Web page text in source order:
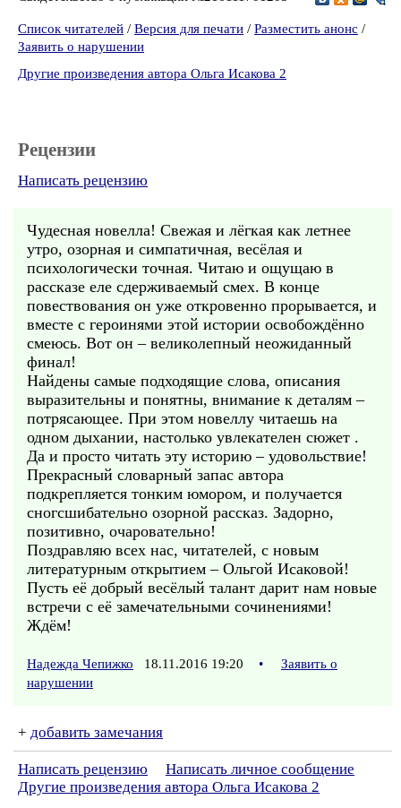
Список читателей / Версия для печати / Разместить анонс /
Заявить о нарушении
Другие произведения автора Ольга Исакова 2
Рецензии
Написать рецензию
Чудесная новелла! Свежая и лёгкая как летнее
утро, озорная и симпатичная, весёлая и
психологически точная. Читаю и ощущаю в
рассказе еле сдерживаемый смех. В конце
повествования он уже откровенно прорывается, и
вместе с героинями этой истории освобождённо
смеюсь. Вот он – великолепный неожиданный
финал!
Найдены самые подходящие слова, описания
выразительны и понятны, внимание к деталям –
потрясающее. При этом новеллу читаешь на
одном дыхании, настолько увлекателен сюжет .
Да и просто читать эту историю – удовольствие!
Прекрасный словарный запас автора
подкрепляется тонким юмором, и получается
сногсшибательно озорной рассказ. Задорно,
позитивно, очаровательно!
Поздравляю всех нас, читателей, с новым
литературным открытием – Ольгой Исаковой!
Пусть её добрый весёлый талант дарит нам новые
встречи с её замечательными сочинениями!
Ждём!
Надежда Чепижко 18.11.2016 19:20 •
Заявить о
нарушении
+ добавить замечания
Написать рецензию
Написать личное сообщение
Другие произведения автора Ольга Исакова 2